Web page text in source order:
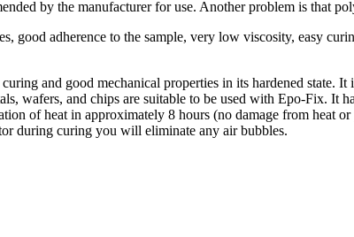
by the manufacturer for use. Another problem is that
good adherence to the sample, very low viscosity, easy
and good mechanical properties in its hardened state.
wafers, and chips are suitable to be used with Epo-Fix. It
of heat in approximately 8 hours (no damage from heat
during curing you will eliminate any air bubbles.